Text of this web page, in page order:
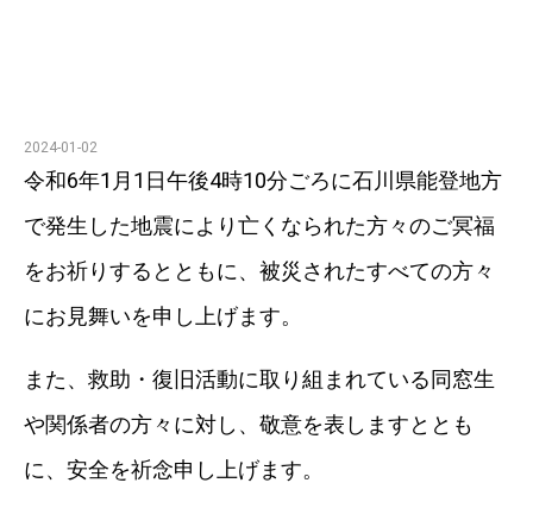
2024-01-02
令和6年1月1日午後4時10分ごろに石川県能登地方
で発生した地震により亡くなられた方々のご冥福
をお祈りするとともに、被災されたすべての方々
にお見舞いを申し上げます。
また、救助・復旧活動に取り組まれている同窓生
や関係者の方々に対し、敬意を表しますととも
に、安全を祈念申し上げます。